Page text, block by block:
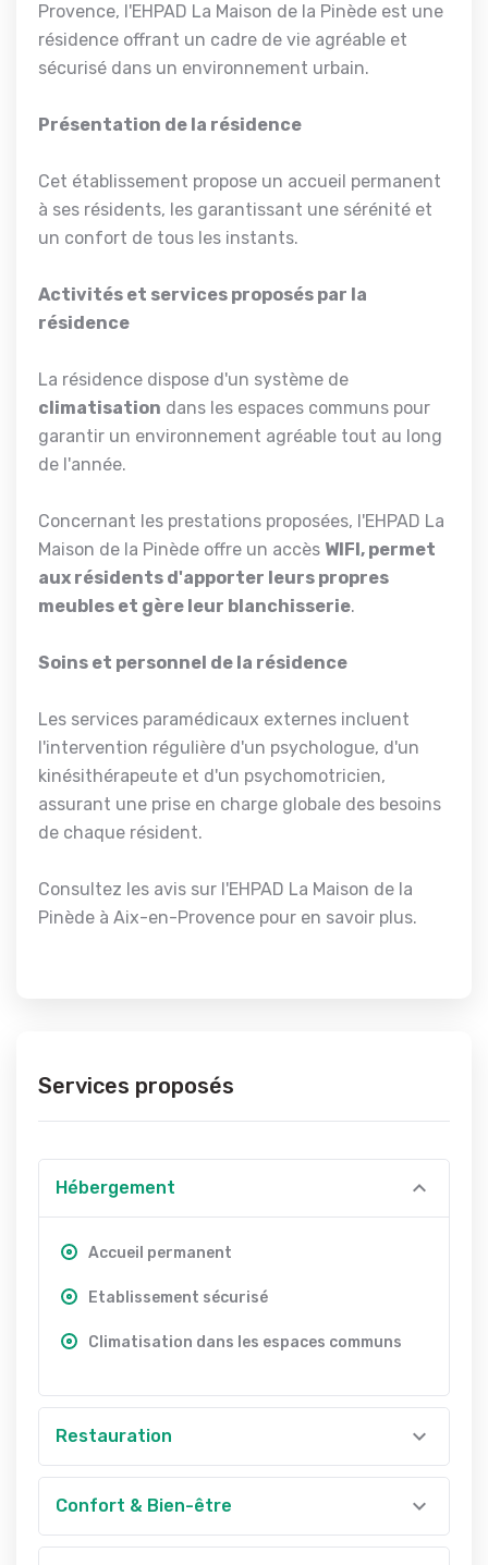
Provence, l'EHPAD La Maison de la Pinède est une
résidence offrant un cadre de vie agréable et
sécurisé dans un environnement urbain.
Présentation de la résidence
Cet établissement propose un accueil permanent
à ses résidents, les garantissant une sérénité et
un confort de tous les instants.
Activités et services proposés par la
résidence
La résidence dispose d'un système de
climatisation dans les espaces communs pour
garantir un environnement agréable tout au long
de l'année.
Concernant les prestations proposées, l'EHPAD La
Maison de la Pinède offre un accès WIFI, permet
aux résidents d'apporter leurs propres
meubles et gère leur blanchisserie.
Soins et personnel de la résidence
Les services paramédicaux externes incluent
l'intervention régulière d'un psychologue, d'un
kinésithérapeute et d'un psychomotricien,
assurant une prise en charge globale des besoins
de chaque résident.
Consultez les avis sur l'EHPAD La Maison de la
Pinède à Aix-en-Provence pour en savoir plus.
Services proposés
Hébergement
Accueil permanent
Etablissement sécurisé
Climatisation dans les espaces communs
Restauration
Confort & Bien-être